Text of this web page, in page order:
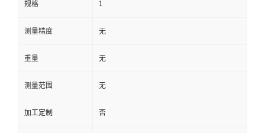
规格 1
测量精度 无
重量 无
测量范围 无
加工定制 否